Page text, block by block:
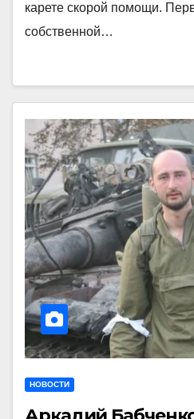
карете скорой помощи.
собственной…
НОВОСТИ